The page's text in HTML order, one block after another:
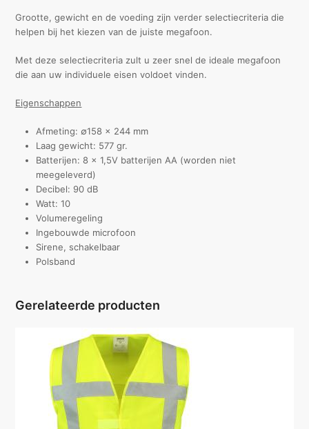
Grootte, gewicht en de voeding zijn verder selectiecriteria die
helpen bij het kiezen van de juiste megafoon.
Met deze selectiecriteria zult u zeer snel de ideale megafoon
die aan uw individuele eisen voldoet vinden.
Eigenschappen
Afmeting: ∅158 x 244 mm
Laag gewicht: 577 gr.
Batterijen: 8 x 1,5V batterijen AA (worden niet
meegeleverd)
Decibel: 90 dB
Watt: 10
Volumeregeling
Ingebouwde microfoon
Sirene, schakelbaar
Polsband
Gerelateerde producten